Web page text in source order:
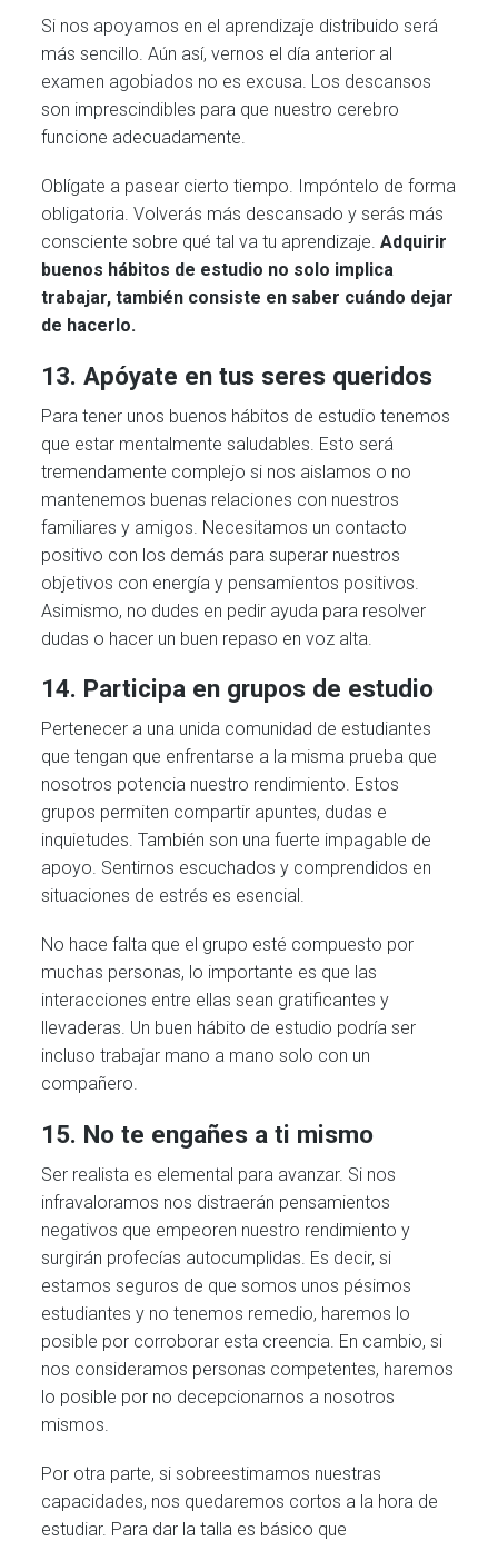
Si nos apoyamos en el aprendizaje distribuido será
más sencillo. Aún así, vernos el día anterior al
examen agobiados no es excusa. Los descansos
son imprescindibles para que nuestro cerebro
funcione adecuadamente.
Oblígate a pasear cierto tiempo. Impóntelo de forma
obligatoria. Volverás más descansado y serás más
consciente sobre qué tal va tu aprendizaje.Adquirir
buenos hábitos de estudio no solo implica
trabajar, también consiste en saber cuándo dejar
de hacerlo.
13. Apóyate en tus seres queridos
Para tener unos buenos hábitos de estudio tenemos
que estar mentalmente saludables. Esto será
tremendamente complejo si nos aislamos o no
mantenemos buenas relaciones con nuestros
familiares y amigos. Necesitamos un contacto
positivo con los demás para superar nuestros
objetivos con energía y pensamientos positivos.
Asimismo, no dudes en pedir ayuda para resolver
dudas o hacer un buen repaso en voz alta.
14. Participa en grupos de estudio
Pertenecer a una unida comunidad de estudiantes
que tengan que enfrentarse a la misma prueba que
nosotros potencia nuestro rendimiento. Estos
grupos permiten compartir apuntes, dudas e
inquietudes. También son una fuerte impagable de
apoyo. Sentirnos escuchados y comprendidos en
situaciones de estrés es esencial.
No hace falta que el grupo esté compuesto por
muchas personas, lo importante es que las
interacciones entre ellas sean gratificantes y
llevaderas. Un buen hábito de estudio podría ser
incluso trabajar mano a mano solo con un
compañero.
15. No te engañes a ti mismo
Ser realista es elemental para avanzar. Si nos
infravaloramos nos distraerán pensamientos
negativos que empeoren nuestro rendimiento y
surgirán profecías autocumplidas. Es decir, si
estamos seguros de que somos unos pésimos
estudiantes y no tenemos remedio, haremos lo
posible por corroborar esta creencia. En cambio, si
nos consideramos personas competentes, haremos
lo posible por no decepcionarnos a nosotros
mismos.
Por otra parte, si sobreestimamos nuestras
capacidades, nos quedaremos cortos a la hora de
estudiar. Para dar la talla es básico que